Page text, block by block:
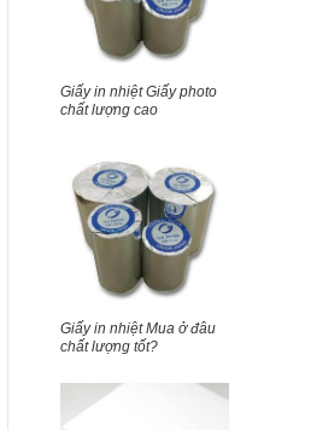
Giấy in nhiệt Giấy photo
chất lượng cao
Giấy in nhiệt Mua ở đâu
chất lượng tốt?